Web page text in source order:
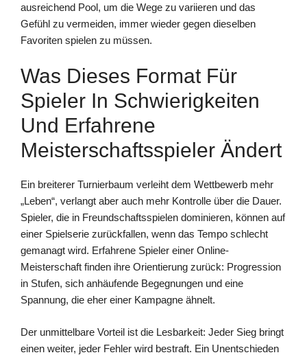
ausreichend Pool, um die Wege zu variieren und das
Gefühl zu vermeiden, immer wieder gegen dieselben
Favoriten spielen zu müssen.
Was Dieses Format Für
Spieler In Schwierigkeiten
Und Erfahrene
Meisterschaftsspieler Ändert
Ein breiterer Turnierbaum verleiht dem Wettbewerb mehr
„Leben“, verlangt aber auch mehr Kontrolle über die Dauer.
Spieler, die in Freundschaftsspielen dominieren, können auf
einer Spielserie zurückfallen, wenn das Tempo schlecht
gemanagt wird. Erfahrene Spieler einer Online-
Meisterschaft finden ihre Orientierung zurück: Progression
in Stufen, sich anhäufende Begegnungen und eine
Spannung, die eher einer Kampagne ähnelt.
Der unmittelbare Vorteil ist die Lesbarkeit: Jeder Sieg bringt
einen weiter, jeder Fehler wird bestraft. Ein Unentschieden